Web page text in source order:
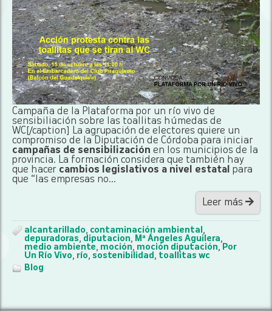
Campaña de la Plataforma por un río vivo de
sensibiliación sobre las toallitas húmedas de
WC[/caption] La agrupación de electores quiere un
compromiso de la Diputación de Córdoba para iniciar
campañas de sensibilización en los municipios de la
provincia. La formación considera que también hay
que hacer cambios legislativos a nivel estatal para
que “las empresas no...
Leer más
alcantarillado, contaminación ambiental ,
depuradoras, diputacion, Mª Ángeles Aguilera,
medio ambiente, moción, moción diputación, Por
Un Río Vivo, río, sostenibilidad , toallitas wc
Blog